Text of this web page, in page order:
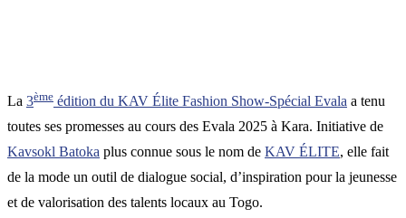
La 3ème édition du KAV Élite Fashion Show-Spécial Evala a tenu
toutes ses promesses au cours des Evala 2025 à Kara. Initiative de
Kavsokl Batoka plus connue sous le nom de KAV ÉLITE, elle fait
de la mode un outil de dialogue social, d’inspiration pour la jeunesse
et de valorisation des talents locaux au Togo.